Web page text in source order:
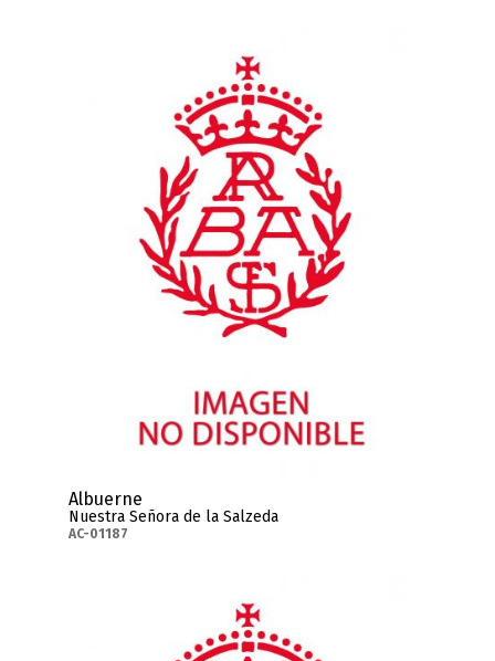
Albuerne
Nuestra Señora de la Salzeda
AC-01187